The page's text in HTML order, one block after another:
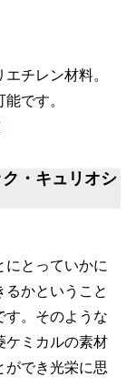
チレン材料。
です。
・キュリオシ
にとっていかに
かということ
す。そのような
ケミカルの素材
ができ光栄に思